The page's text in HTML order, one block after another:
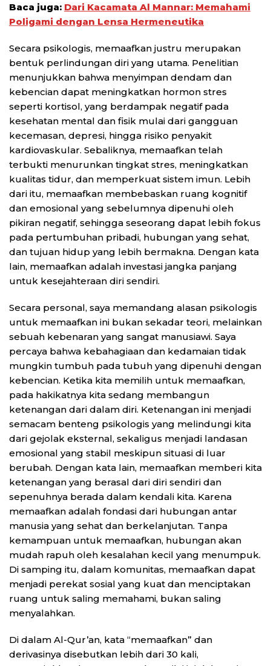
Baca juga: Dari Kacamata Al Mannar: Memahami
Poligami dengan Lensa Hermeneutika
Secara psikologis, memaafkan justru merupakan
bentuk perlindungan diri yang utama. Penelitian
menunjukkan bahwa menyimpan dendam dan
kebencian dapat meningkatkan hormon stres
seperti kortisol, yang berdampak negatif pada
kesehatan mental dan fisik mulai dari gangguan
kecemasan, depresi, hingga risiko penyakit
kardiovaskular. Sebaliknya, memaafkan telah
terbukti menurunkan tingkat stres, meningkatkan
kualitas tidur, dan memperkuat sistem imun. Lebih
dari itu, memaafkan membebaskan ruang kognitif
dan emosional yang sebelumnya dipenuhi oleh
pikiran negatif, sehingga seseorang dapat lebih fokus
pada pertumbuhan pribadi, hubungan yang sehat,
dan tujuan hidup yang lebih bermakna. Dengan kata
lain, memaafkan adalah investasi jangka panjang
untuk kesejahteraan diri sendiri.
Secara personal, saya memandang alasan psikologis
untuk memaafkan ini bukan sekadar teori, melainkan
sebuah kebenaran yang sangat manusiawi. Saya
percaya bahwa kebahagiaan dan kedamaian tidak
mungkin tumbuh pada tubuh yang dipenuhi dengan
kebencian. Ketika kita memilih untuk memaafkan,
pada hakikatnya kita sedang membangun
ketenangan dari dalam diri. Ketenangan ini menjadi
semacam benteng psikologis yang melindungi kita
dari gejolak eksternal, sekaligus menjadi landasan
emosional yang stabil meskipun situasi di luar
berubah. Dengan kata lain, memaafkan memberi kita
ketenangan yang berasal dari diri sendiri dan
sepenuhnya berada dalam kendali kita. Karena
memaafkan adalah fondasi dari hubungan antar
manusia yang sehat dan berkelanjutan. Tanpa
kemampuan untuk memaafkan, hubungan akan
mudah rapuh oleh kesalahan kecil yang menumpuk.
Di samping itu, dalam komunitas, memaafkan dapat
menjadi perekat sosial yang kuat dan menciptakan
ruang untuk saling memahami, bukan saling
menyalahkan.
Di dalam Al-Qur’an, kata “memaafkan” dan
derivasinya disebutkan lebih dari 30 kali,